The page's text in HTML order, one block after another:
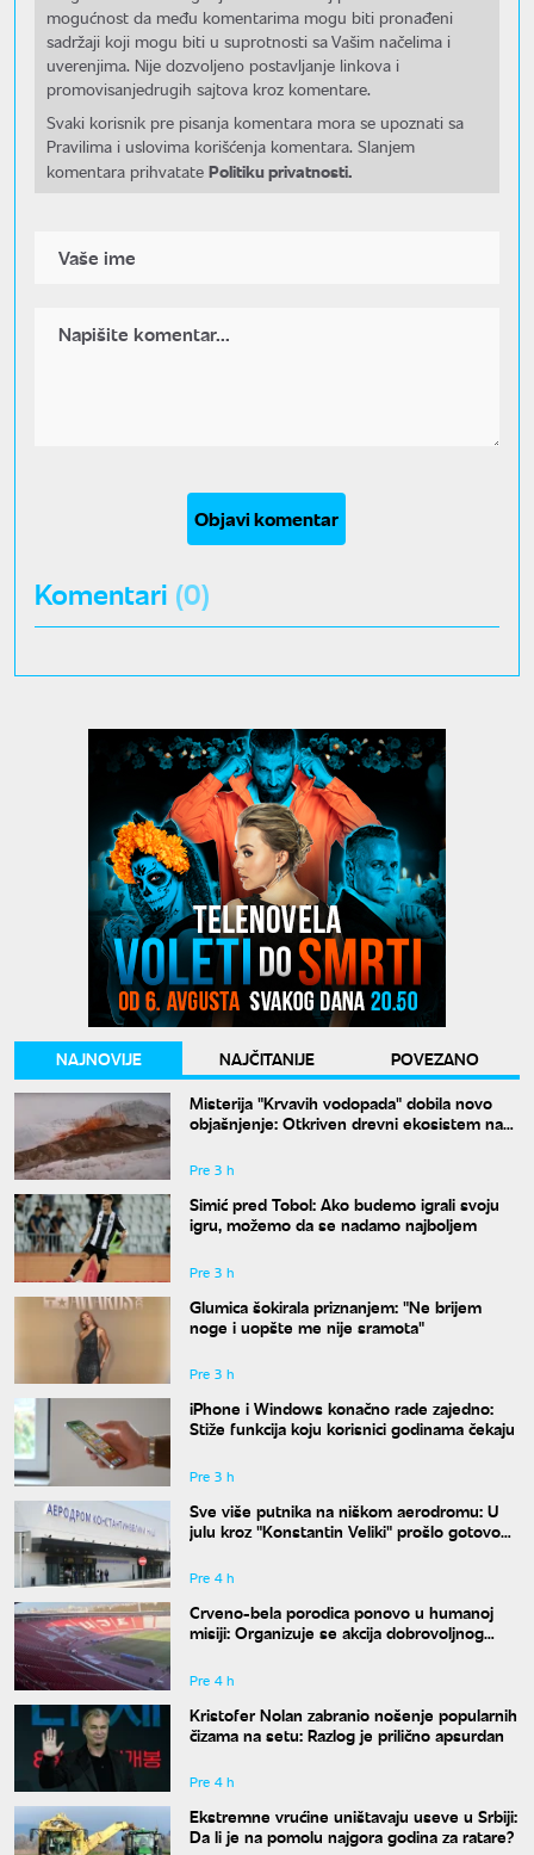
mogućnost da među komentarima mogu biti pronađeni
sadržaji koji mogu biti u suprotnosti sa Vašim načelima i
uverenjima. Nije dozvoljeno postavljanje linkova i
promovisanjedrugih sajtova kroz komentare.
Svaki korisnik pre pisanja komentara mora se upoznati sa
Pravilima i uslovima korišćenja komentara. Slanjem
komentara prihvatate Politiku privatnosti.
Objavi komentar
Komentari (0)
NAJNOVIJE NAJČITANIJE
POVEZANO
Misterija "Krvavih vodopada" dobila novo
objašnjenje: Otkriven drevni ekosistem na
Pre 3 h
Simić pred Tobol: Ako budemo igrali svoju
igru, možemo da se nadamo najboljem
Pre 3 h
Glumica šokirala priznanjem: "Ne brijem
noge i uopšte me nije sramota"
Pre 3 h
iPhone i Windows konačno rade zajedno:
Stiže funkcija koju korisnici godinama čekaju
Pre 3 h
Sve više putnika na niškom aerodromu: U
julu kroz "Konstantin Veliki" prošlo gotovo
Pre 4 h
Crveno-bela porodica ponovo u humanoj
misiji: Organizuje se akcija dobrovoljnog
Pre 4 h
Kristofer Nolan zabranio nošenje popularnih
čizama na setu: Razlog je prilično apsurdan
Pre 4 h
Ekstremne vrućine uništavaju useve u Srbiji:
Da li je na pomolu najgora godina za ratare?